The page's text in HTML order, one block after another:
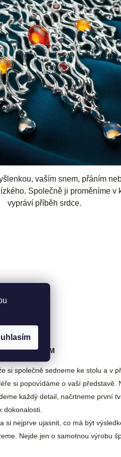
vaším snem, přáním
Společně ji proměníme v
vypráví příběh srdce.
ZÁKAZNÍKEM
si společně sedneme ke stolu a v
si popovídáme o vaší představě.
každý detail, načrtneme první
dokonalosti.
si nejprve ujasnit, co má být
Nejde jen o samotnou výrobu